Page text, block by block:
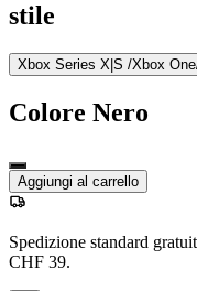
stile
Xbox Series X|S /Xbox
Colore Nero
Aggiungi al carrello
Spedizione standard
CHF 39.